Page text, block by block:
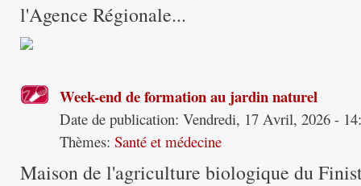
l'Agence Régionale...
Week-end de formation au jardin naturel
Date de publication:Vendredi, 17 Avril, 2026 -
Thèmes:Santé et médecine
Maison de l'agriculture biologique du